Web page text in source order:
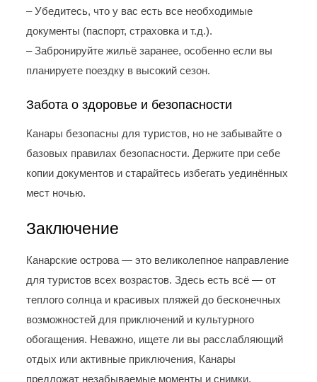
– Убедитесь, что у вас есть все необходимые
документы (паспорт, страховка и т.д.).
– Забронируйте жильё заранее, особенно если вы
планируете поездку в высокий сезон.
Забота о здоровье и безопасности
Канары безопасны для туристов, но не забывайте о
базовых правилах безопасности. Держите при себе
копии документов и старайтесь избегать уединённых
мест ночью.
Заключение
Канарские острова — это великолепное направление
для туристов всех возрастов. Здесь есть всё — от
теплого солнца и красивых пляжей до бесконечных
возможностей для приключений и культурного
обогащения. Неважно, ищете ли вы расслабляющий
отдых или активные приключения, Канары
предложат незабываемые моменты и снимки,